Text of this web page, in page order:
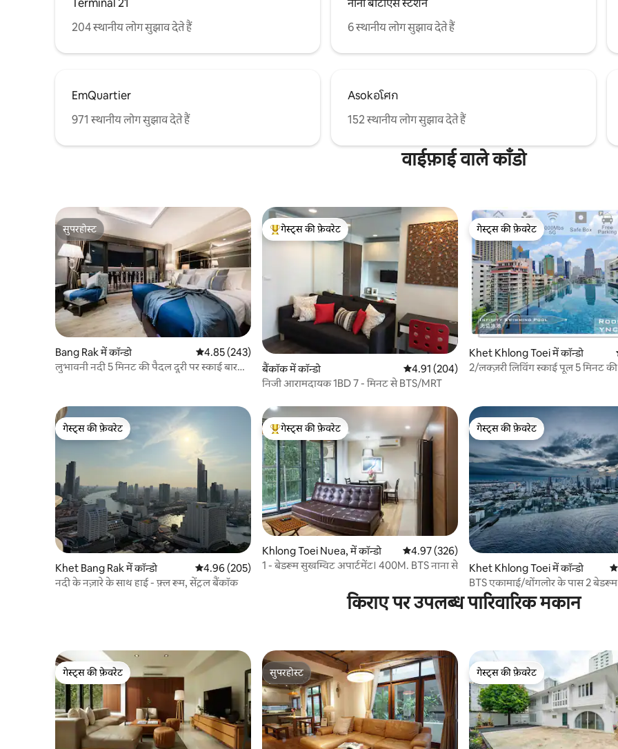
Terminal 21
204 स्थानीय लोग सुझाव देते हैं
नाना बीटीएस स्टेशन
6 स्थानीय लोग सुझाव देते हैं
EmQuartier
971 स्थानीय लोग सुझाव देते हैं
Asokอโศก
152 स्थानीय लोग सुझाव देते हैं
वाईफ़ाई वाले काँडो
सुपरहोस्ट
सुपरहोस्ट
Bang Rak में कॉन्डो औसत रेटिंग 5 में से 4.85, 243 समीक्षाएँ
4.85 (243)
लुभावनी नदी 5 मिनट की पैदल दूरी पर स्काई बार
गेस्ट्स का टॉप फ़ेवरेट
गेस्ट्स की फ़ेवरेट
बैंकॉक में कॉन्डो औसत रेटिंग 5 में से 4.91, 204 समीक्षाएँ
4.91 (204)
निजी आरामदायक 1BD 7 - मिनट से BTS/MRT
गेस्ट्स की फ़ेवरेट
गेस्ट्स की फ़ेवरेट
Khet Khlong Toei में कॉन्डो
2/लक्ज़री लिविंग स्काई पूल 5 मिनट
गेस्ट्स की फ़ेवरेट
गेस्ट्स की फ़ेवरेट
Khet Bang Rak में कॉन्डो औसत रेटिंग 5 में से 4.96, 205 समीक्षाएँ
4.96 (205)
नदी के नज़ारे के साथ हाई - फ़्ल रूम, सेंट्रल बैंकॉक
गेस्ट्स का टॉप फ़ेवरेट
गेस्ट्स की फ़ेवरेट
Khlong Toei Nuea, में कॉन्डो औसत रेटिंग 5 में से 4.97, 326 समीक्षाएँ
4.97 (326)
1 - बेडरूम सुखम्विट अपार्टमेंट। 400M. BTS नाना से
गेस्ट्स की फ़ेवरेट
गेस्ट्स की फ़ेवरेट
Khet Khlong Toei में कॉन्डो
BTS एकामाई/थोंगलोर के पास 2 बेडरूम
घर·रूफ़टॉप इनफ़िनिटी पूल
किराए पर उपलब्ध पारिवारिक मकान
गेस्ट्स की फ़ेवरेट
गेस्ट्स की फ़ेवरेट
सुपरहोस्ट
सुपरहोस्ट
गेस्ट्स की फ़ेवरेट
गेस्ट्स की फ़ेवरेट